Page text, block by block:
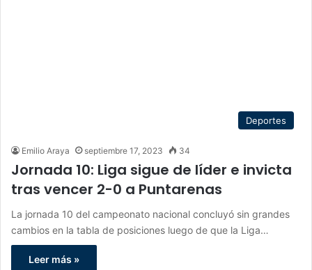
Deportes
Emilio Araya septiembre 17, 2023 34
Jornada 10: Liga sigue de líder e invicta
tras vencer 2-0 a Puntarenas
La jornada 10 del campeonato nacional concluyó sin grandes
cambios en la tabla de posiciones luego de que la Liga…
Leer más »